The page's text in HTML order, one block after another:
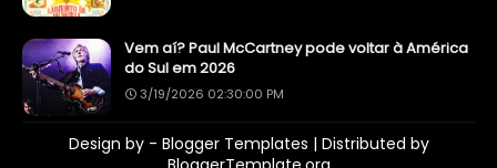
Vem aí? Paul McCartney pode voltar à América
do Sul em 2026
3/19/2026 02:30:00 PM
Design by - Blogger Templates | Distributed by